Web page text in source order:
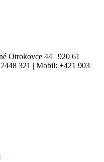
Otrokovce 44 | 920 61
321 | Mobil: +421 903